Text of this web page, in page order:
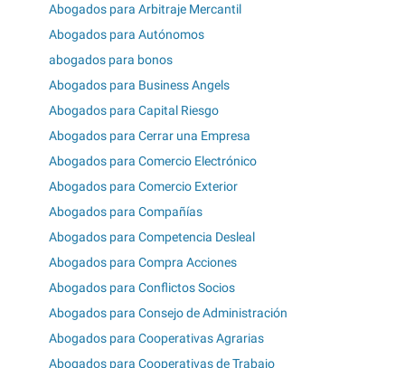
Abogados para Arbitraje Mercantil
Abogados para Autónomos
abogados para bonos
Abogados para Business Angels
Abogados para Capital Riesgo
Abogados para Cerrar una Empresa
Abogados para Comercio Electrónico
Abogados para Comercio Exterior
Abogados para Compañías
Abogados para Competencia Desleal
Abogados para Compra Acciones
Abogados para Conflictos Socios
Abogados para Consejo de Administración
Abogados para Cooperativas Agrarias
Abogados para Cooperativas de Trabajo